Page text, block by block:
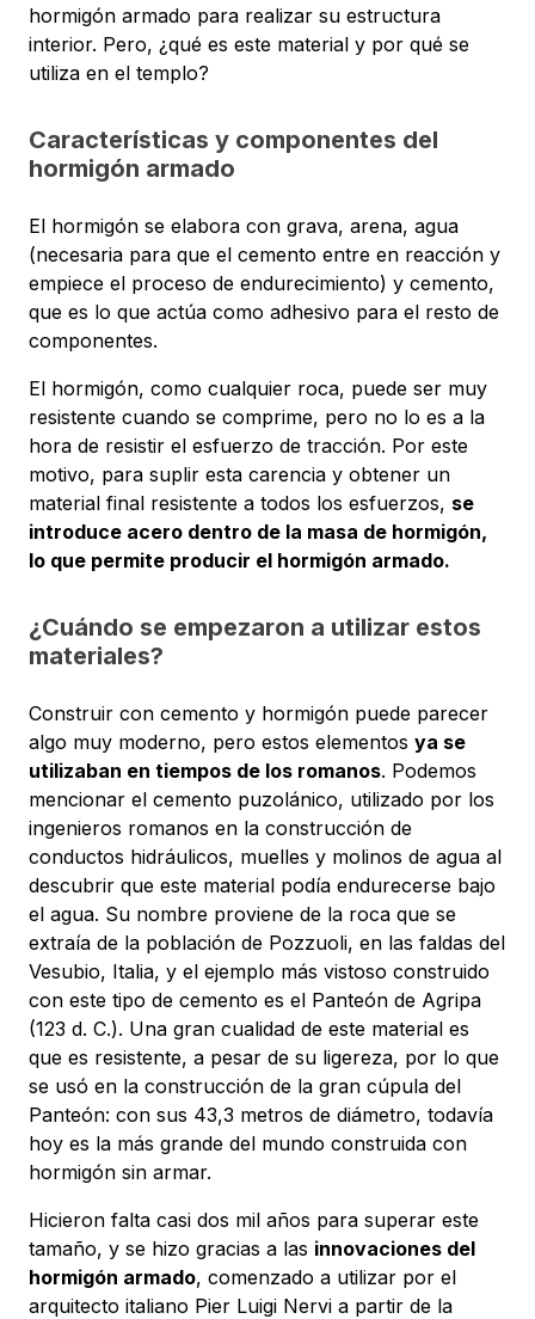
hormigón armado para realizar su estructura
interior. Pero, ¿qué es este material y por qué se
utiliza en el templo?
Características y componentes del
hormigón armado
El hormigón se elabora con grava, arena, agua
(necesaria para que el cemento entre en reacción y
empiece el proceso de endurecimiento) y cemento,
que es lo que actúa como adhesivo para el resto de
componentes.
El hormigón, como cualquier roca, puede ser muy
resistente cuando se comprime, pero no lo es a la
hora de resistir el esfuerzo de tracción. Por este
motivo, para suplir esta carencia y obtener un
material final resistente a todos los esfuerzos, se
introduce acero dentro de la masa de hormigón,
lo que permite producir el hormigón armado.
¿Cuándo se empezaron a utilizar estos
materiales?
Construir con cemento y hormigón puede parecer
algo muy moderno, pero estos elementos ya se
utilizaban en tiempos de los romanos. Podemos
mencionar el cemento puzolánico, utilizado por los
ingenieros romanos en la construcción de
conductos hidráulicos, muelles y molinos de agua al
descubrir que este material podía endurecerse bajo
el agua. Su nombre proviene de la roca que se
extraía de la población de Pozzuoli, en las faldas del
Vesubio, Italia, y el ejemplo más vistoso construido
con este tipo de cemento es el Panteón de Agripa
(123 d. C.). Una gran cualidad de este material es
que es resistente, a pesar de su ligereza, por lo que
se usó en la construcción de la gran cúpula del
Panteón: con sus 43,3 metros de diámetro, todavía
hoy es la más grande del mundo construida con
hormigón sin armar.
Hicieron falta casi dos mil años para superar este
tamaño, y se hizo gracias a las innovaciones del
hormigón armado, comenzado a utilizar por el
arquitecto italiano Pier Luigi Nervi a partir de la